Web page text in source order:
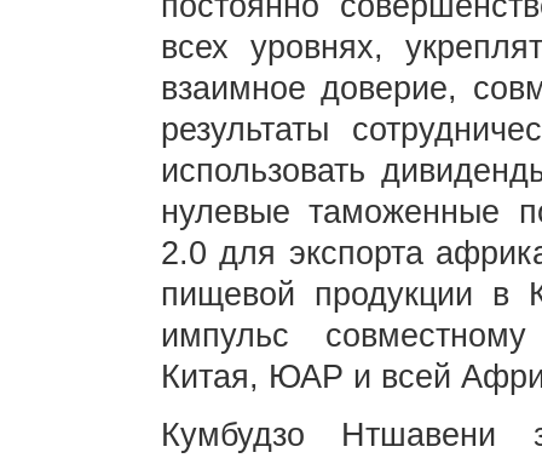
всех уровнях,
взаимное доверие,
результаты
использовать
нулевые таможенные
2.0 для экспорта
пищевой продукции в
импульс
Китая, ЮАР и всей
Кумбудзо